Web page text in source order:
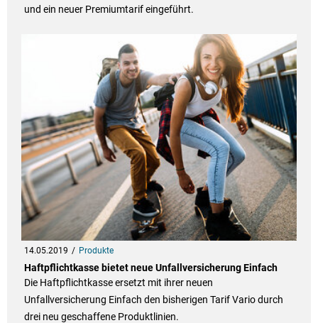
und ein neuer Premiumtarif eingeführt.
14.05.2019 Produkte
Haftpflichtkasse bietet neue Unfallversicherung Einfach
Die Haftpflichtkasse ersetzt mit ihrer neuen
Unfallversicherung Einfach den bisherigen Tarif Vario durch
drei neu geschaffene Produktlinien.